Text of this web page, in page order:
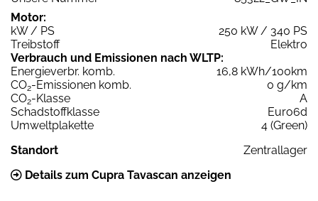
Motor:
kW / PS
250 kW / 340 PS
Treibstoff
Elektro
Verbrauch und Emissionen nach WLTP:
Energieverbr. komb.
16,8 kWh/100km
CO2-Emissionen komb.
0 g/km
CO2-Klasse
A
Schadstoffklasse
Euro6d
Umweltplakette
4 (Green)
Standort
Zentrallager
Details zum Cupra Tavascan anzeigen